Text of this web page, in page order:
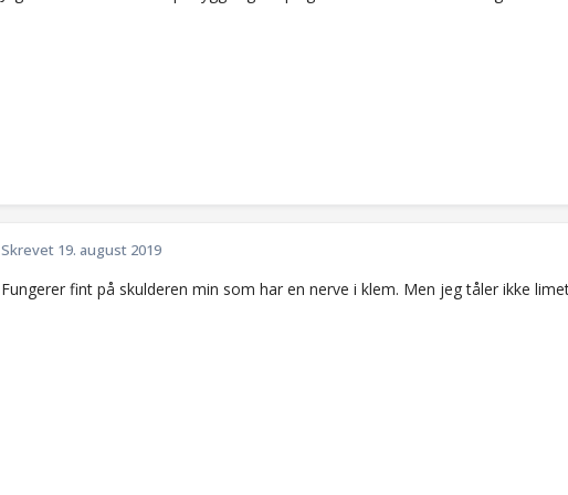
Skrevet 19. august 2019
Fungerer fint på skulderen min som har en nerve i klem. Men jeg tåler ikke